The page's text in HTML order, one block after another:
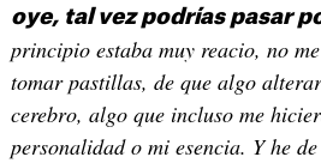
oye, tal vez podrías pasar
principio estaba muy reacio, no
tomar pastillas, de que algo
cerebro, algo que incluso me
personalidad o mi esencia. Y he